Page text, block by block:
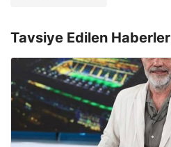
Tavsiye Edilen Haberler